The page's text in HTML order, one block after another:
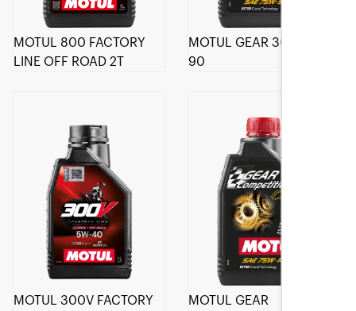
MOTUL 800 FACTORY
LINE OFF ROAD 2T
MOTUL GEAR 300 75W-
90
MOTUL 300V FACTORY
MOTUL GEAR